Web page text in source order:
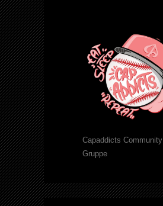
Capaddicts Community
Gruppe